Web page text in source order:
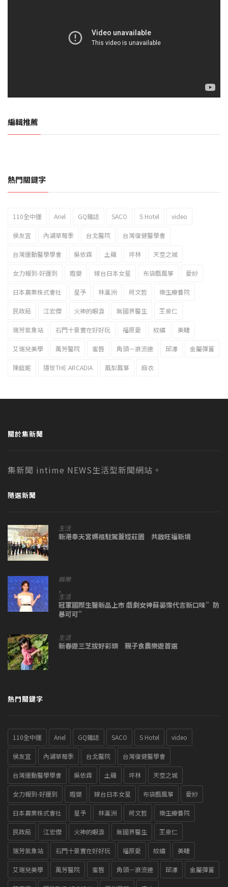
編輯推薦
2023新北市北海岸國際風箏節「風在石起」霸氣回歸
熱門關鍵字
110全中運 Ariel GQ雜誌 SACO S Hotel video
侯友宜 內湖草莓季 台北醫院 台灣復健醫學會
台灣運動醫學學會 吳依霖 土雞 坪林 天空之城
女力報到-好運到 婚變 嫁台日本女星 布袋戲風箏 愛紗
日本農業株式會社 星予 林瀛洲 柯文哲 樂生療養院
民政局 江宏傑 火神的眼淚 無國界醫生 王泉仁
瑞芳氣象站 石門十景實在好好玩 福原愛 紋繡 美睫
艾瑞兒美學 萬芳醫院 蜜唇 角頭－浪流連 邱澤 金屬彈簧
陳庭妮 隱世THE ARCADIA 風梨風箏 麻衣
關於集新聞
集新聞 intime NEWS生活型新聞網站。
隨選新聞
生活
新港奉天宮媽祖駐駕蓋婭莊園 共啟旺福新境
娛樂
,
生活
冠軍國際生醫新品上市 戲劇女神蘇晏霈代言新口味”防
暴可可”
生活
新春遊三芝拔好彩頭 親子食農樂遊首選
熱門關鍵字
110全中運 Ariel GQ雜誌 SACO S Hotel video
侯友宜 內湖草莓季 台北醫院 台灣復健醫學會
台灣運動醫學學會 吳依霖 土雞 坪林 天空之城
女力報到-好運到 婚變 嫁台日本女星 布袋戲風箏 愛紗
日本農業株式會社 星予 林瀛洲 柯文哲 樂生療養院
民政局 江宏傑 火神的眼淚 無國界醫生 王泉仁
瑞芳氣象站 石門十景實在好好玩 福原愛 紋繡 美睫
艾瑞兒美學 萬芳醫院 蜜唇 角頭－浪流連 邱澤 金屬彈簧